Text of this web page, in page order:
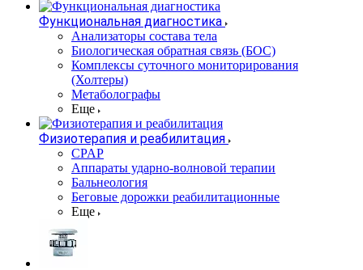
Функциональная диагностика
Анализаторы состава тела
Биологическая обратная связь (БОС)
Комплексы суточного мониторирования
(Холтеры)
Метаболографы
Еще
Физиотерапия и реабилитация
CPAP
Аппараты ударно-волновой терапии
Бальнеология
Беговые дорожки реабилитационные
Еще